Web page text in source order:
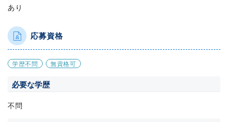
あり
応募資格
学歴不問 無資格可
必要な学歴
不問